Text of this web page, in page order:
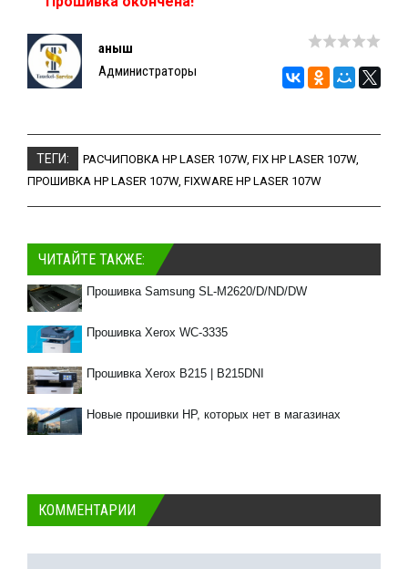
Қаныш
Администраторы
ТЕГИ: РАСЧИПОВКА HP LASER 107W, FIX HP LASER 107W,
ПРОШИВКА HP LASER 107W, FIXWARE HP LASER 107W
ЧИТАЙТЕ ТАКЖЕ:
Прошивка Samsung SL-M2620/D/ND/DW
Прошивка Xerox WC-3335
Прошивка Xerox B215 | B215DNI
Новые прошивки HP, которых нет в магазинах
КОММЕНТАРИИ